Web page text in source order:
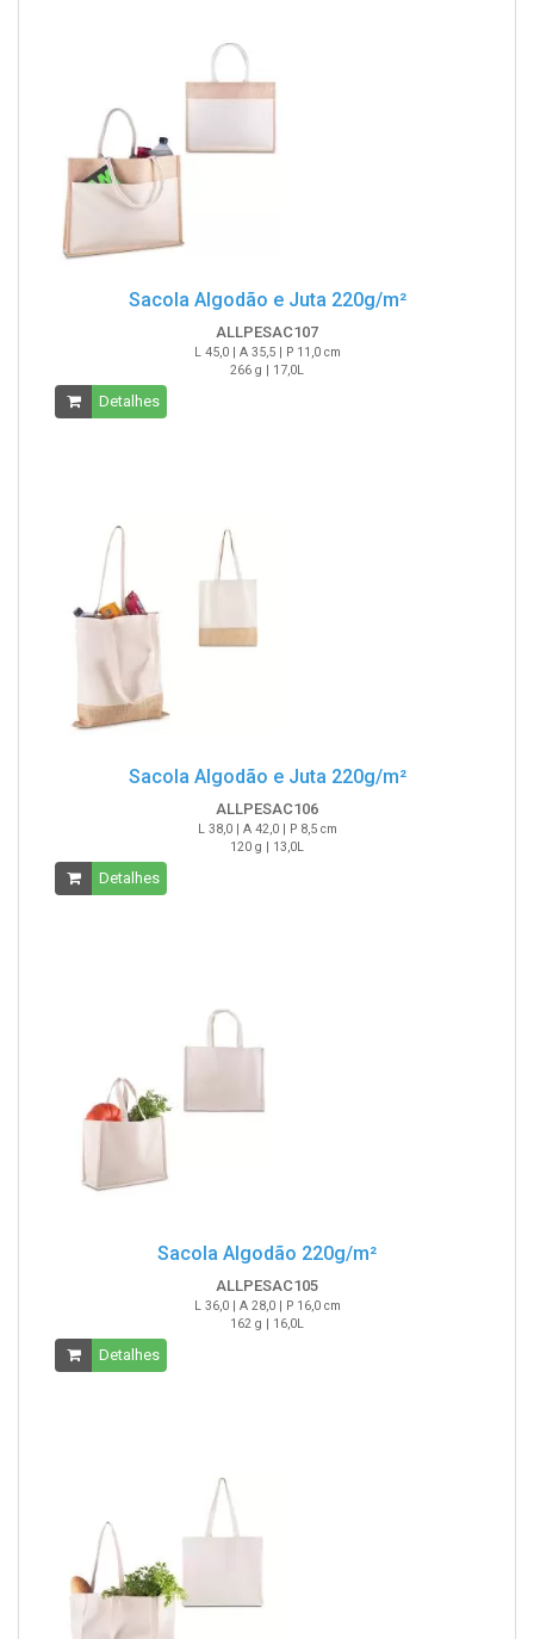
Sacola Algodão e Juta 220g/m²
ALLPESAC107
L 45,0 | A 35,5 | P 11,0 cm
266 g | 17,0L
Detalhes
Sacola Algodão e Juta 220g/m²
ALLPESAC106
L 38,0 | A 42,0 | P 8,5 cm
120 g | 13,0L
Detalhes
Sacola Algodão 220g/m²
ALLPESAC105
L 36,0 | A 28,0 | P 16,0 cm
162 g | 16,0L
Detalhes